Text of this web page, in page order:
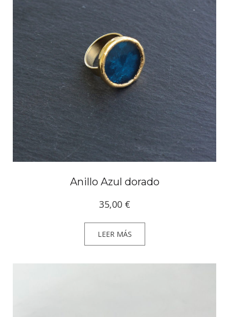
Anillo Azul dorado
35,00 €
LEER MÁS